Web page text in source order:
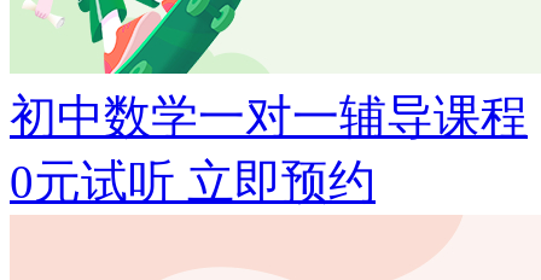
初中数学一对一辅导课程
0元试听 立即预约